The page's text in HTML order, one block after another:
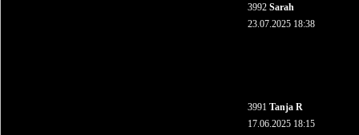
3992 Sarah
23.07.2025 18:38
3991 Tanja R
17.06.2025 18:15